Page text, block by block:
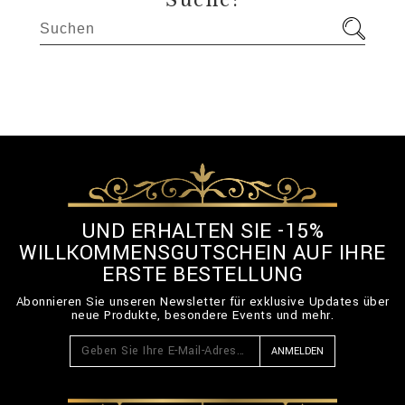
UND ERHALTEN SIE -15%
WILLKOMMENSGUTSCHEIN AUF IHRE
ERSTE BESTELLUNG
Abonnieren Sie unseren Newsletter für exklusive Updates über
neue Produkte, besondere Events und mehr.
ANMELDEN